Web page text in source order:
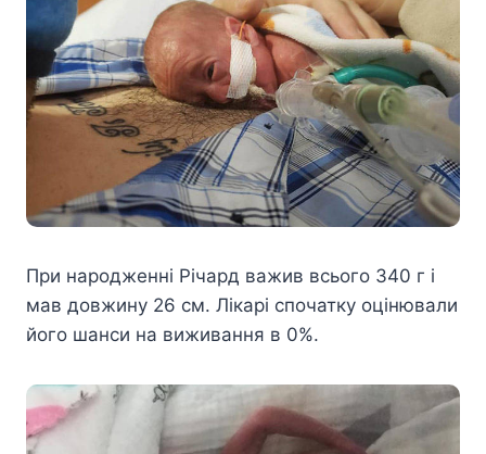
При народженні Річард важив всього 340 г і
мав довжину 26 см. Лікарі спочатку оцінювали
його шанси на виживання в 0%.